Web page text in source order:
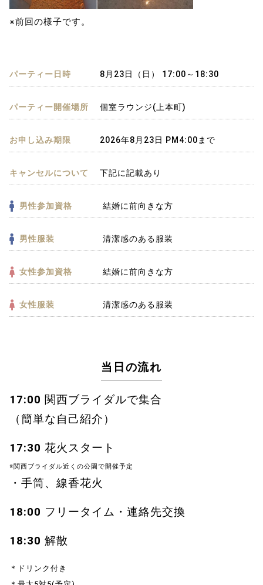
※前回の様子です。
パーティー日時 8月23日（日） 17:00～18:30
パーティー開催場所 個室ラウンジ(上本町)
お申し込み期限 2026年8月23日 PM4:00まで
キャンセルについて 下記に記載あり
男性参加資格 結婚に前向きな方
男性服装 清潔感のある服装
女性参加資格 結婚に前向きな方
女性服装 清潔感のある服装
当日の流れ
17:00 関西ブライダルで集合
（簡単な自己紹介）
17:30 花火スタート
※関西ブライダル近くの公園で開催予定
・手筒、線香花火
18:00 フリータイム・連絡先交換
18:30 解散
＊ドリンク付き